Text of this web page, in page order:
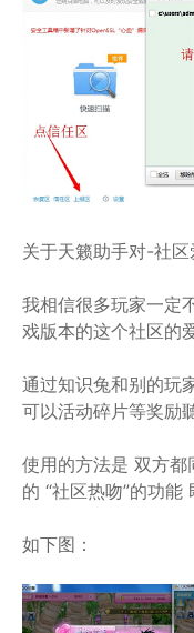
关于天籁助手对-社区
我相信很多玩家一定
戏版本的这个社区的
通过知识兔和别的玩
可以活动碎片等奖励
使用的方法是 双方
的 “社区热吻”的功
如下图：